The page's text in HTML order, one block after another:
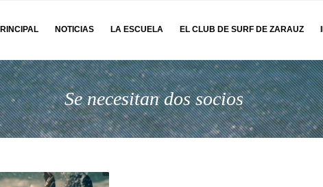
NOTICIAS LA ESCUELA EL CLUB DE SURF DE ZARAUZ
Se necesitan dos socios